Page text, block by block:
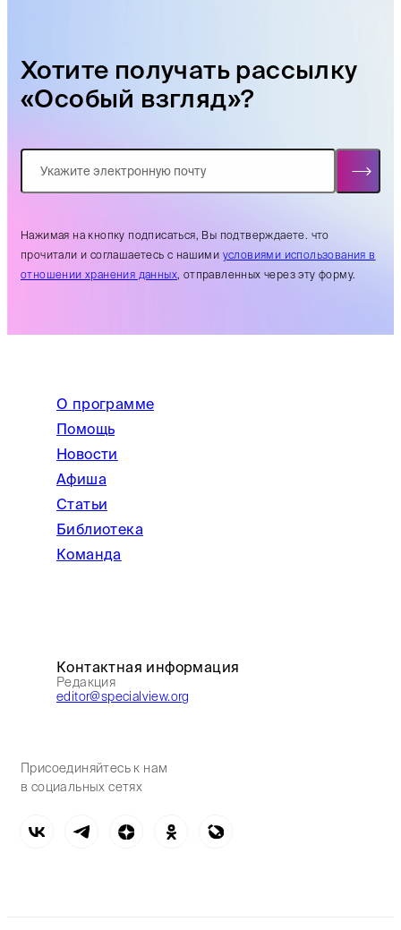
Хотите получать рассылку
«Особый взгляд»?
Нажимая на кнопку подписаться, Вы подтверждаете. что
прочитали и соглашаетесь с нашими условиями использования в
отношении хранения данных, отправленных через эту форму.
О программе
Помощь
Новости
Афиша
Статьи
Библиотека
Команда
Контактная информация
Редакция
editor@specialview.org
Присоединяйтесь к нам
в социальных сетях